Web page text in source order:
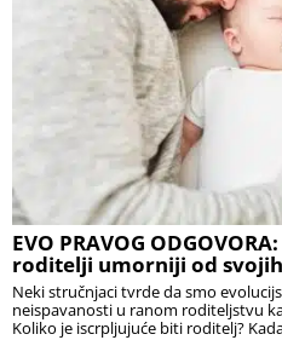
EVO PRAVOG
roditelji umorniji od
Neki stručnjaci tvrde da smo
neispavanosti u ranom roditeljstvu
Koliko je iscrpljujuće biti roditelj?